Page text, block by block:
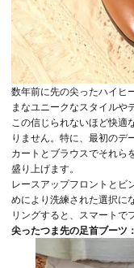
数年前に先の尖ったハイヒ
まなユニークなスタイルや
この信じられないほど快適
りません。特に、最初のデ
カートとブラウスでそれら
盛り上げます。
レースアップフロントとビ
めにより洗練された選択に
リングすると、スマートで
尖ったつま先の足首ブーツ：